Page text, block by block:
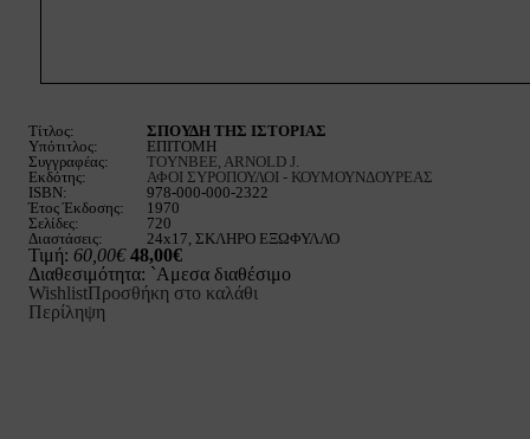
Τίτλος:
ΣΠΟΥΔΗ ΤΗΣ ΙΣΤΟΡΙΑΣ
Υπότιτλος:
ΕΠΙΤΟΜΗ
Συγγραφέας:
TOYNBEE, ARNOLD J.
Εκδότης:
ΑΦΟΙ ΣΥΡΟΠΟΥΛΟΙ - ΚΟΥΜΟΥΝΔΟΥΡΕΑΣ
ISBN:
978-000-000-2322
Έτος Έκδοσης:
1970
Σελίδες:
720
Διαστάσεις:
24x17, ΣΚΛΗΡΟ ΕΞΩΦΥΛΛΟ
Τιμή: 60,00€ 48,00€
Διαθεσιμότητα: `Αμεσα διαθέσιμο
WishlistΠροσθήκη στο καλάθι
Περίληψη